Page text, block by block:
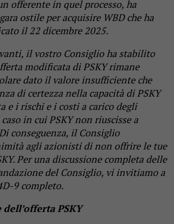
offerente in quel processo, ha
ostile per acquisire WBD che ha
il 22 dicembre 2025.
il vostro Consiglio ha stabilito
modificata di PSKY rimane
dato il valore insufficiente che
di certezza nella capacità di PSKY
e i rischi e i costi a carico degli
in cui PSKY non riuscisse a
conseguenza, il Consiglio
agli azionisti di non offrire le tue
Per una discussione completa delle
del Consiglio, vi invitiamo a
9 completo.
PSKY